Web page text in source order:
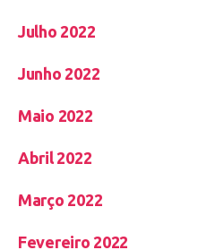
Julho 2022
Junho 2022
Maio 2022
Abril 2022
Março 2022
Fevereiro 2022